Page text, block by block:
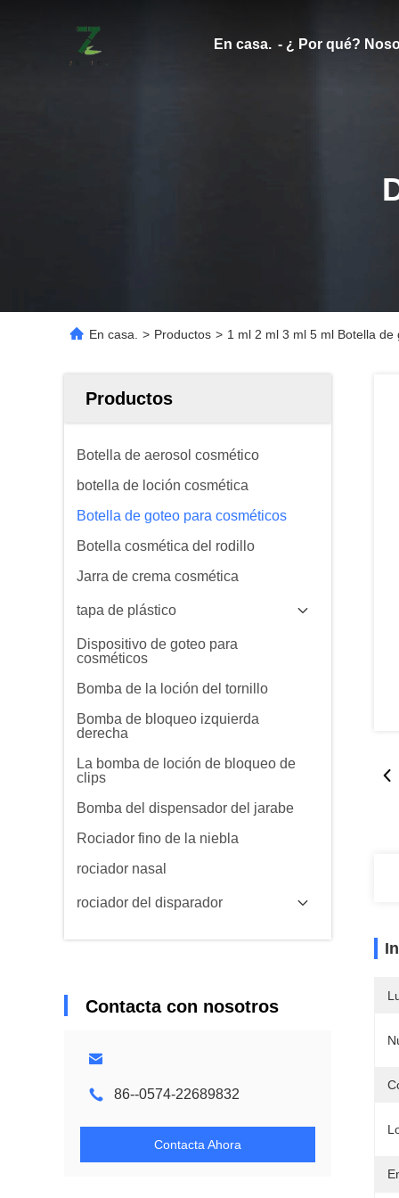
En casa. - ¿ Por qué?
En casa. > Productos > 1 ml 2 ml 3 ml 5 ml Botella
Productos
Botella de aerosol cosmético
botella de loción cosmética
Botella de goteo para cosméticos
Botella cosmética del rodillo
Jarra de crema cosmética
tapa de plástico
Dispositivo de goteo para
cosméticos
Bomba de la loción del tornillo
Bomba de bloqueo izquierda
derecha
La bomba de loción de bloqueo de
clips
Bomba del dispensador del jarabe
Rociador fino de la niebla
rociador nasal
rociador del disparador
Contacta con nosotros
86--0574-22689832
Contacta Ahora